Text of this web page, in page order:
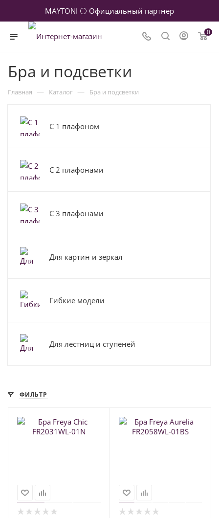
MAYTONI ⚪ Официальный партнер
0
Бра и подсветки
Главная — Каталог — Бра и подсветки
С 1 плафоном
С 2 плафонами
С 3 плафонами
Для картин и зеркал
Гибкие модели
Для лестниц и ступеней
ФИЛЬТР